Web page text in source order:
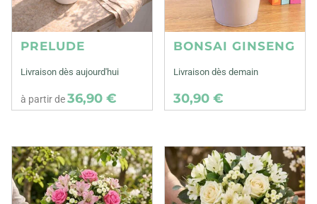
PRELUDE
Livraison dès aujourd'hui
à partir de36,90 €
BONSAI GINSENG
Livraison dès demain
30,90 €